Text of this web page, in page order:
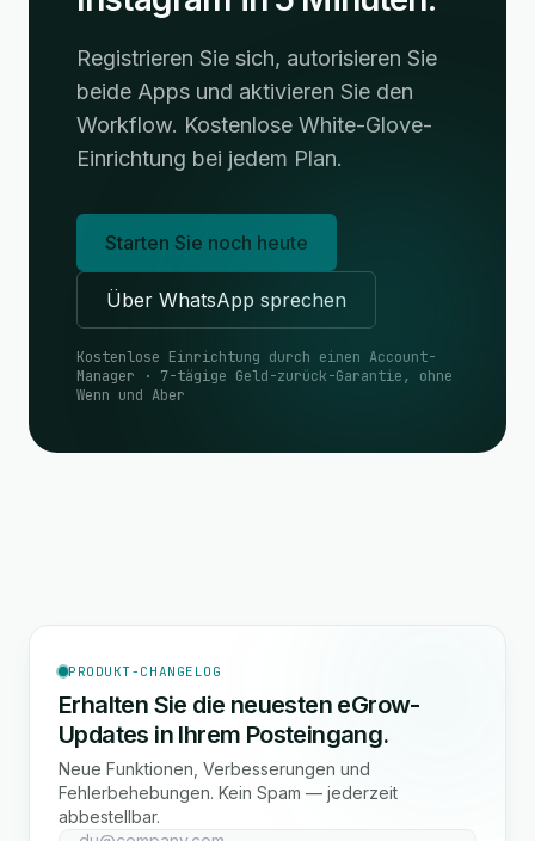
Registrieren Sie sich, autorisieren Sie
beide Apps und aktivieren Sie den
Workflow. Kostenlose White-Glove-
Einrichtung bei jedem Plan.
Starten Sie noch heute
Über WhatsApp sprechen
Kostenlose Einrichtung durch einen Account-
Manager · 7-tägige Geld-zurück-Garantie, ohne
Wenn und Aber
PRODUKT-CHANGELOG
Erhalten Sie die neuesten eGrow-
Updates in Ihrem Posteingang.
Neue Funktionen, Verbesserungen und
Fehlerbehebungen. Kein Spam — jederzeit
abbestellbar.